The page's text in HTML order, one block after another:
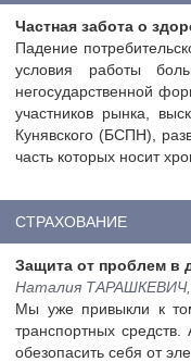
Частная забота о
Падение
условия работы
негосударственной
участников рынка,
Кунявского (БСПН),
часть которых носит
СТРАХОВАНИЕ
Защита от проблем в
Наталия ТАРАШКЕВИЧ,
Мы уже привыкли к
транспортных
обезопасить себя от